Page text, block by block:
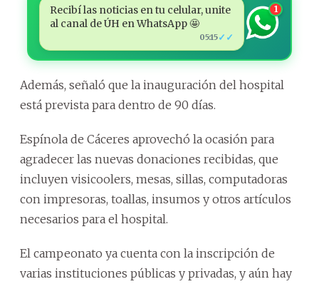
Recibí las noticias en tu celular, unite
al canal de ÚH en WhatsApp 🤩
05:15✓✓
1
Además, señaló que la inauguración del hospital
está prevista para dentro de 90 días.
Espínola de Cáceres aprovechó la ocasión para
agradecer las nuevas donaciones recibidas, que
incluyen visicoolers, mesas, sillas, computadoras
con impresoras, toallas, insumos y otros artículos
necesarios para el hospital.
El campeonato ya cuenta con la inscripción de
varias instituciones públicas y privadas, y aún hay